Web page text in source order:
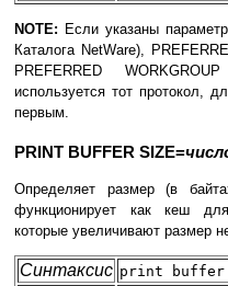
NOTE: Если указаны
Каталога NetWare),
PREFERRED
используется тот протокол,
первым.
PRINT BUFFER SIZE=
Определяет размер (в
функционирует как кеш
которые увеличивают размер
Синтаксис print buffer